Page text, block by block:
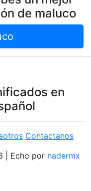
de maluco
en
Contactanos
| Echo por nadermx